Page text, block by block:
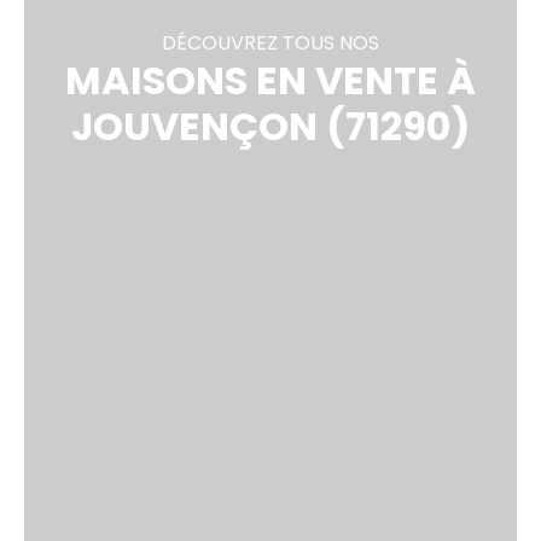
DÉCOUVREZ TOUS NOS
MAISONS EN VENTE À
JOUVENÇON (71290)